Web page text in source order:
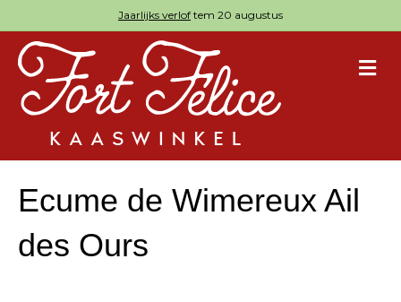
Jaarlijks verlof tem 20 augustus
Ecume de Wimereux Ail
des Ours